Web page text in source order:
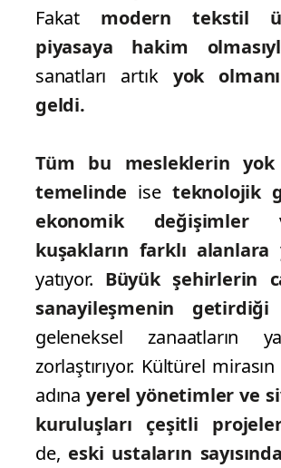
Fakat modern tekstil
piyasaya hakim
sanatları artıkyok
geldi.
Tüm bu mesleklerin yok
temelinde ise teknolojik
ekonomik değişimler
kuşakların farklı alanlara
yatıyor. Büyük şehirlerin
sanayileşmenin getirdiği
geleneksel zanaatların
zorlaştırıyor. Kültürel
adınayerel yönetimler ve
kuruluşları çeşitli
de, eski ustaların